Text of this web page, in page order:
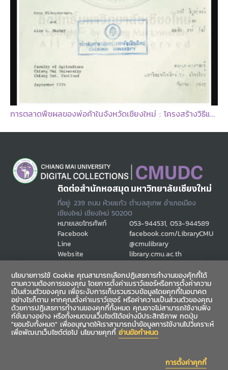
การตลาดพืชผลของพ่อค้าในจังหวัดเชียงใหม่ : โครงสร้างวิธีและผลการดำเนินการตลาด = The Chiang Mai central crop market structure conduct and performance / โดย อารี วิบูลย์พงษ์ และแอลัน อาร์ โธดี้
ติดต่อสำนักหอสมุด มหาวิทยาลัยเชียงใหม่
ที่อยู่: 239 ถนน ห้วยแก้ว ตำบลสุเทพ อำเภอเมือง
เชียงใหม่ เชียงใหม่ 50200
หมายเลขโทรศัพท์ 053-944531, 053-944589
Facebook
facebook.com/LibraryCMU
Line
@cmulibrary
Website
library.cmu.ac.th
ช่องทางสื่อสาร
นโยบายการใช้ Cookie คุณสามารถเลือกปฏิเสธการทำงานของคุ้กกี้ได้
ตามความต้องการของคุณ โดยการตั้งค่าเบราว์เซอร์หรือการตั้งค่าความ
เป็นส่วนตัวของคุณ เพื่อระงับการเก็บรวมรวบข้อมูลโดยคุกกี้ในอนาคต
อย่างไรก็ตาม หากคุณตั้งค่าเบราว์เซอร์ หรือค่าความเป็นส่วนตัวของคุณ
ด้วยการปฎิเสธการทำงานของคุกกี้ทั้งหมด คุณอาจไม่สามารถใช้งานฟัง
ก์ชั่นบางอย่าง หรือทั้งหมดบนเว็บไซต์ได้อย่างมีประสิทธิภาพ กดปุ่ม
"ยอมรับทั้งหมด" เพื่ออนุญาตให้เราสามารถนำข้อมูลการใช้งานไปวิเคราะห์
เพื่อพัฒนาเว็บไซต์ต่อไป นโยบายคุกกี้อ่านข้อกำหนด
การตั้งค่าคุกกี้